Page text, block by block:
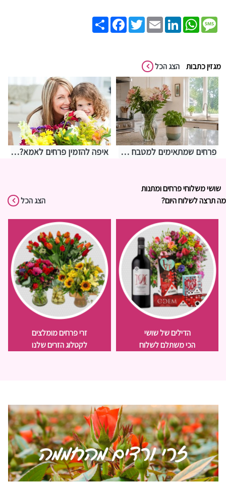
Share
FacebookTwitterEmail
LinkedIn
WhatsAppMessage
מגזין כתבות הצג הכל
פרחים שמתאימים למטבח – איך לבחור משהו שמחזיק מעמד בתנאים מאתגרים איפה להזמין פרחים לאמא? אצלנו בחנות שושי רגעים של פרחים
שושי משלוחי פרחים ומתנות
מה תרצה לשלוח היום?
הצג הכל
הדילים של שושי
הכי משתלם לשלוח
זרי פרחים מומלצים
לקטלוג הזרים שלנו